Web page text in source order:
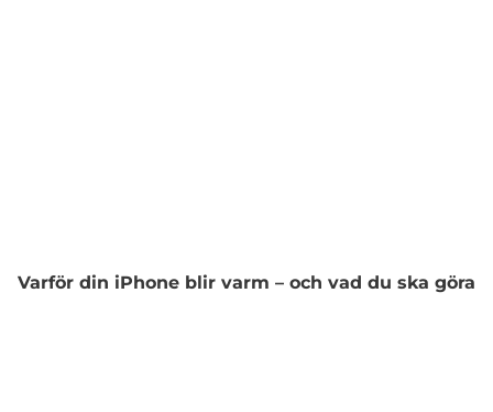
Varför din iPhone blir varm – och vad du ska göra